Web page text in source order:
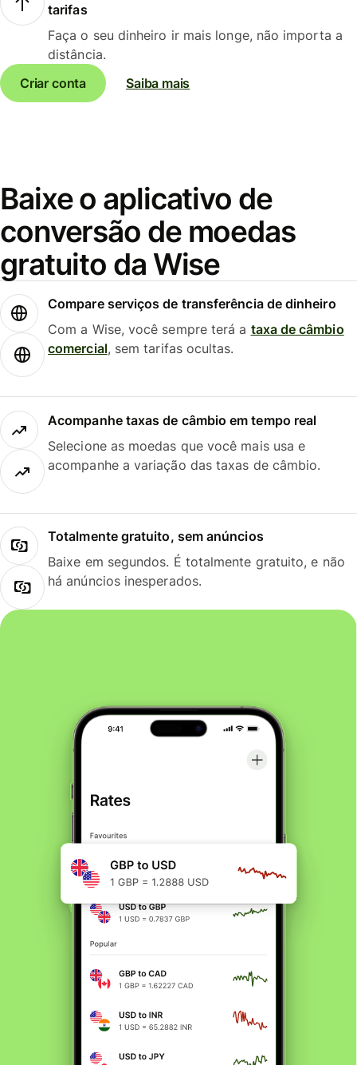
tarifas
Faça o seu dinheiro ir mais longe, não importa a
distância.
Criar conta
Saiba mais
Baixe o aplicativo de
conversão de moedas
gratuito da Wise
Compare serviços de transferência de dinheiro
Com a Wise, você sempre terá a taxa de câmbio
comercial, sem tarifas ocultas.
Acompanhe taxas de câmbio em tempo real
Selecione as moedas que você mais usa e
acompanhe a variação das taxas de câmbio.
Totalmente gratuito, sem anúncios
Baixe em segundos. É totalmente gratuito, e não
há anúncios inesperados.